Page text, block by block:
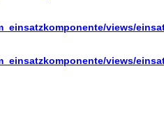
views/
views/